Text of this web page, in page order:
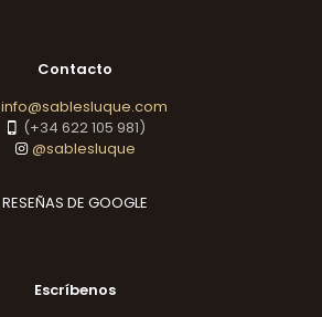
Contacto
info@sablesluque.com
(+34 622 105 981)
@sablesluque
RESEÑAS DE GOOGLE
Escríbenos